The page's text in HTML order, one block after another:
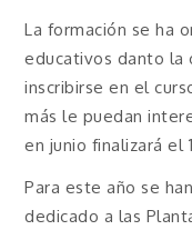
La formación se ha
educativos danto la
inscribirse en el
más le puedan
en junio finalizará el
Para este año se
dedicado a las